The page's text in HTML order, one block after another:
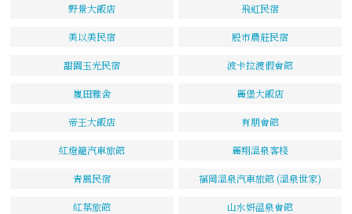
野景大飯店 飛虹民宿
美以美民宿 股市農莊民宿
甜園玉光民宿 波卡拉渡假會館
嵐田雅舍 麗堡大飯店
帝王大飯店 有朋會館
紅燈籠汽車旅館 麗翔溫泉客棧
青風民宿 福岡溫泉汽車旅館 (溫泉世家)
紅葉旅館 山水妍温泉會館